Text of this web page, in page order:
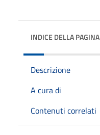
INDICE DELLA PAGINA
Descrizione
A cura di
Contenuti correlati